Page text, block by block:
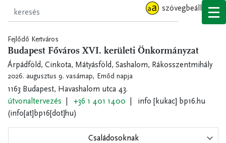
szövegbeállítások
Fejlődő Kertváros
Budapest Főváros XVI. kerületi Önkormányzat
Árpádföld, Cinkota, Mátyásföld, Sashalom, Rákosszentmihály
2026. augusztus 9. vasárnap, Emőd napja
1163 Budapest, Havashalom utca 43.
útvonaltervezés
+36 1 401 1400 info [kukac] bp16.hu
(info[at]bp16[dot]hu)
Családosoknak